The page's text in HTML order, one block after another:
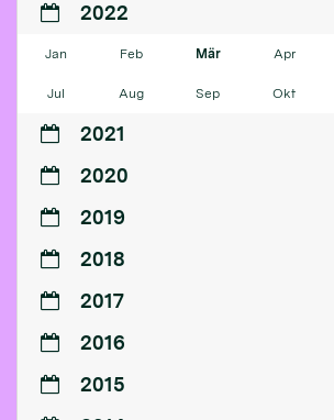
2022
Jan Feb Mär Apr
Jul Aug Sep Okt
2021
2020
2019
2018
2017
2016
2015